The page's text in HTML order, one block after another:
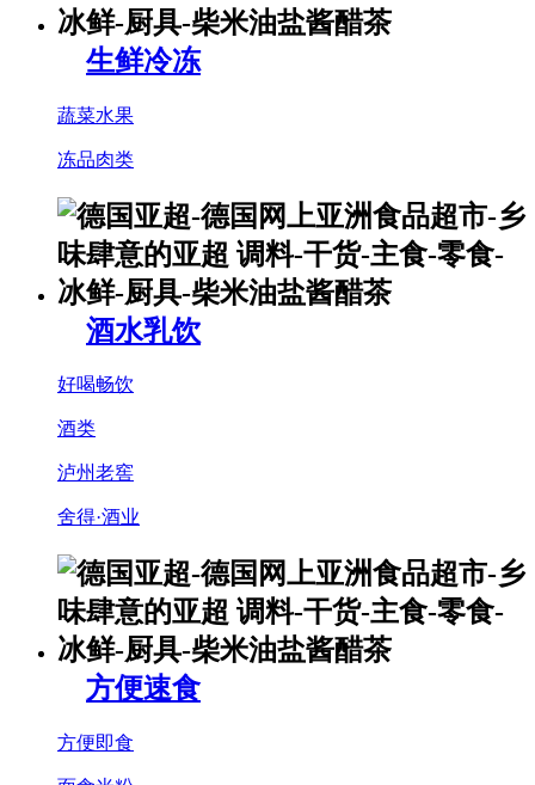
生鲜冷冻
蔬菜水果
冻品肉类
酒水乳饮
好喝畅饮
酒类
泸州老窖
舍得·酒业
方便速食
方便即食